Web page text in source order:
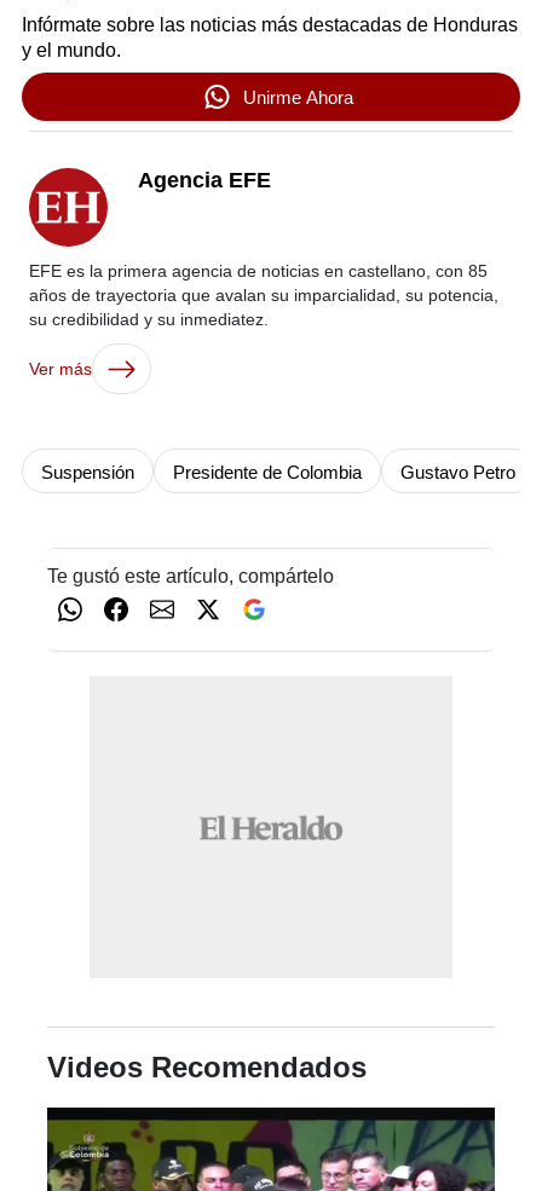
Infórmate sobre las noticias más destacadas de Honduras
y el mundo.
Unirme Ahora
Agencia EFE
EFE es la primera agencia de noticias en castellano, con 85
años de trayectoria que avalan su imparcialidad, su potencia,
su credibilidad y su inmediatez.
Ver más
Suspensión Presidente de Colombia Gustavo Petro
Te gustó este artículo, compártelo
Videos Recomendados